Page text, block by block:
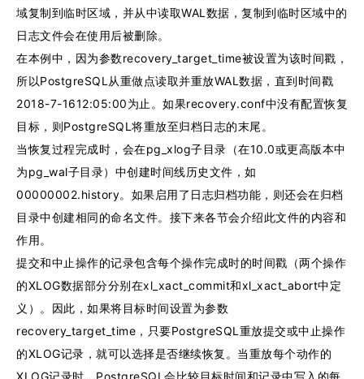
域复制到临时区域，并从中读取WAL数据，复制到临时区域中的
日志文件会在使用后被删除。
在本例中，因为参数recovery_target_time被设置为该时间戳，
所以PostgreSQL从重做点读取并重放WAL数据，直到时间戳
2018-7-1612:05:00为止。如果recovery.conf中没有配置恢复
目标，则PostgreSQL将重放至归档日志的末尾。
当恢复过程完成时，会在pg_xlog子目录（在10.0或更高版本中
为pg_wal子目录）中创建时间线历史文件，如
00000002.history。如果启用了日志归档功能，则还会在归档
目录中创建相同的命名文件。接下来各节会介绍此文件的内容和
作用。
提交和中止操作的记录包含每个操作完成时的时间戳（两个操作
的XLOG数据部分分别在xl_xact_commit和xl_xact_abort中定
义）。因此，如果将目标时间设置为参数
recovery_target_time，只要PostgreSQL重放提交或中止操作
的XLOG记录，就可以选择是否继续恢复。当重放每个动作的
XLOG记录时，PostgreSQL会比较目标时间和记录中写入的每